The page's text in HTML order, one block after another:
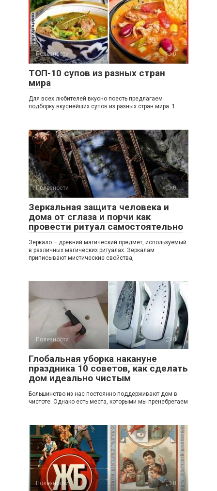
Полезности 0
ТОП-10 супов из разных стран
мира
Для всех любителей вкусно поесть предлагаем
подборку вкуснейших супов из разных стран мира. 1.
Полезности 0
Зеркальная защита человека и
дома от сглаза и порчи как
провести ритуал самостоятельно
Зеркало – древний магический предмет, используемый
в различных магических ритуалах. Зеркалам
приписывают мистические свойства,
Полезности 0
Глобальная уборка накануне
праздника 10 советов, как сделать
дом идеально чистым
Большинство из нас постоянно поддерживают дом в
чистоте. Однако есть места, которыми мы пренебрегаем
Полезности 0